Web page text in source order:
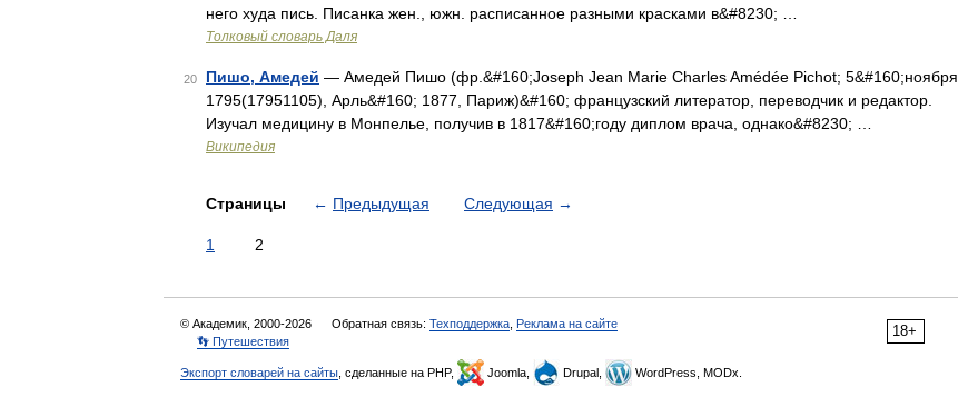
него худа пись. Писанка жен., южн. расписанное разными красками в&#8230; …
Толковый словарь Даля
20 Пишо, Амедей — Амедей Пишо (фр.&#160;Joseph Jean Marie Charles Amédée Pichot; 5&#160;ноября
1795(17951105), Арль&#160; 1877, Париж)&#160; французский литератор, переводчик и редактор.
Изучал медицину в Монпелье, получив в 1817&#160;году диплом врача, однако&#8230; …
Википедия
Страницы ← Предыдущая Следующая →
1 2
18+
© Академик, 2000-2026 Обратная связь: Техподдержка Реклама на сайте
👣 Путешествия
Экспорт словарей на сайты , сделанные на PHP, Joomla, Drupal, WordPress, MODx.